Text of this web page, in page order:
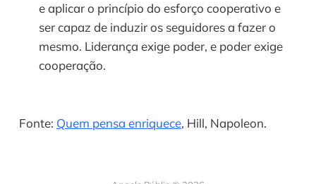
e aplicar o princípio do esforço cooperativo e
ser capaz de induzir os seguidores a fazer o
mesmo. Liderança exige poder, e poder exige
cooperação.
Fonte: Quem pensa enriquece, Hill, Napoleon.